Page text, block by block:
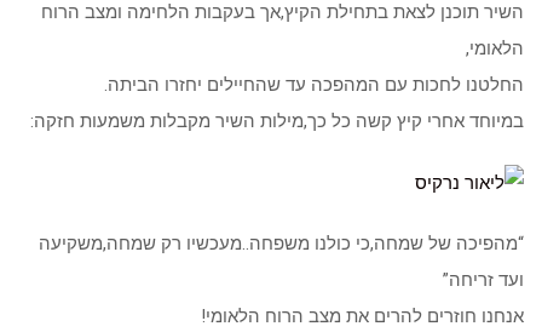
השיר תוכנן לצאת בתחילת הקיץ,אך בעקבות הלחימה ומצב הרוח
הלאומי,
החלטנו לחכות עם המהפכה עד שהחיילים יחזרו הביתה.
במיוחד אחרי קיץ קשה כל כך,מילות השיר מקבלות משמעות חזקה:
“מהפיכה של שמחה,כי כולנו משפחה..מעכשיו רק שמחה,משקיעה
ועד זריחה”
אנחנו חוזרים להרים את מצב הרוח הלאומי!